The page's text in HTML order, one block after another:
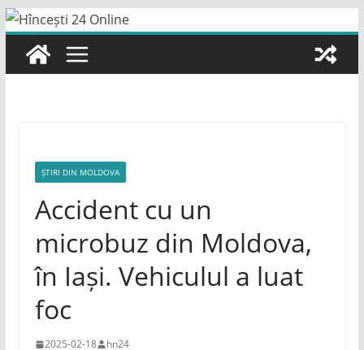
Skip
content
ȘTIRI DIN MOLDOVA
Accident cu un
microbuz din Moldova,
în Iași. Vehiculul a luat
foc
2025-02-18 hn24